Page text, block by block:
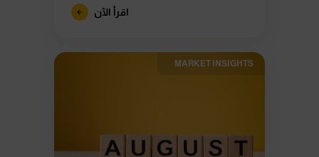
$62,800، إلا أن ظهور ثلاثة تباعدات هبوطية
اقرأ الآن
MARKET INSIGHTS​